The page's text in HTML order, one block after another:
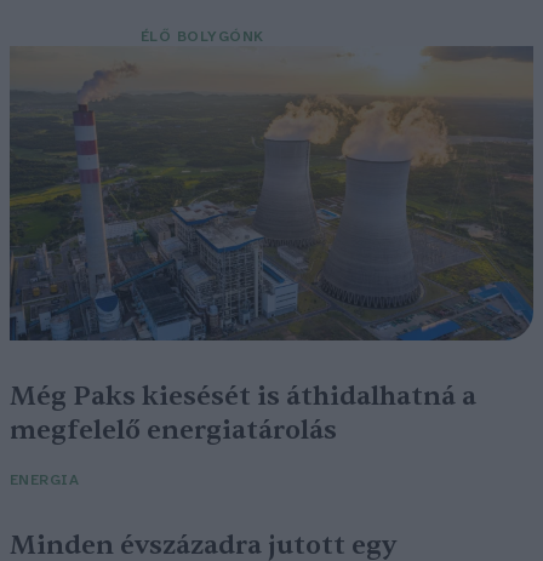
ÉLŐ BOLYGÓNK
Még Paks kiesését is áthidalhatná a
megfelelő energiatárolás
ENERGIA
Minden évszázadra jutott egy